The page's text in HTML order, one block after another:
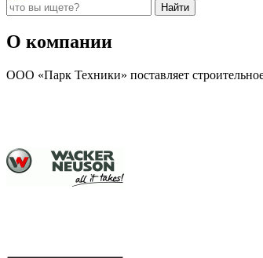
О компании
ООО «Парк Техники» поставляет